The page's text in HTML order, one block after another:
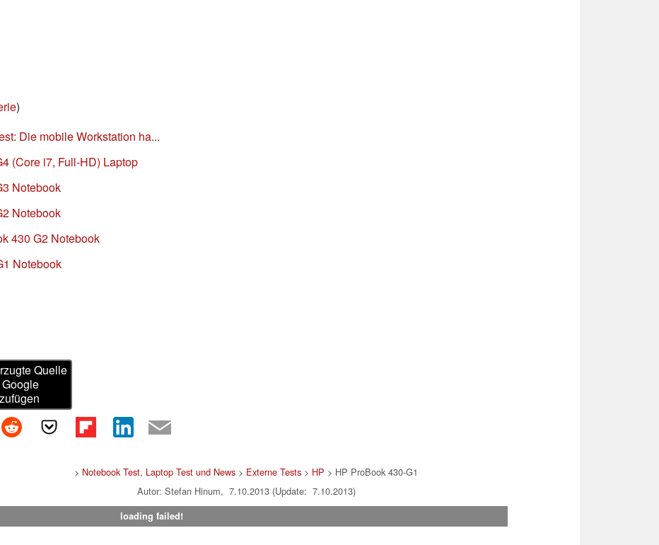
)
Die mobile Workstation ha...
(Core i7, Full-HD) Laptop
Notebook
Notebook
430 G2 Notebook
Notebook
Quelle
> Notebook Test, Laptop Test und News > Externe Tests > HP > HP ProBook 430-G1
Autor: Stefan Hinum, 7.10.2013 (Update: 7.10.2013)
loading failed!